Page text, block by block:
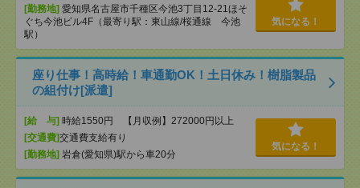
[勤務地] 愛知県名古屋市千種区今池3丁目12-21ほそ
ぐち今池ビル4F（最寄り駅：東山線/桜通線 今池
駅）
気になる！
座り仕事！高時給！車通勤OK！土日休み！樹脂製品
の組付け[派遣]
[給 与] 時給1550円 【月収例】272000円以上
[交通費]交通費支給有り
[勤務地] 岩倉(愛知県)駅から車20分
気になる！